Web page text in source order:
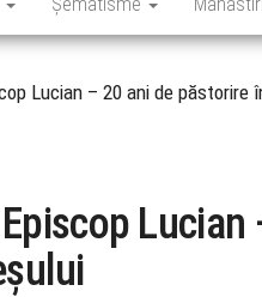
Lucian – 20 ani de păstorire
Lucian